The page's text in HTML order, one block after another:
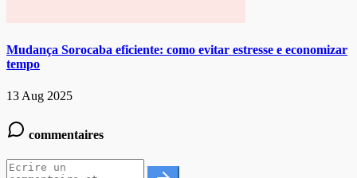
Mudança Sorocaba eficiente: como evitar estresse e economizar
tempo
13 Aug 2025
commentaires